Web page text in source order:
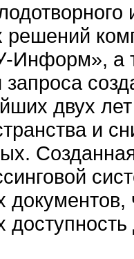
решений
Информ», а
двух
и